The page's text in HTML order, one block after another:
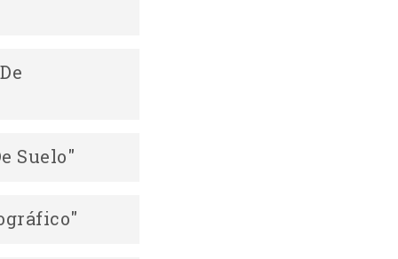
Descargar
Suelo"
Descargar